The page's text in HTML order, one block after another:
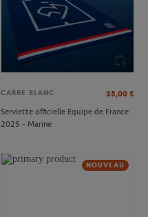
CARRE BLANC 35,00 €
Serviette officielle Equipe de France
2025 - Marine
NOUVEAU